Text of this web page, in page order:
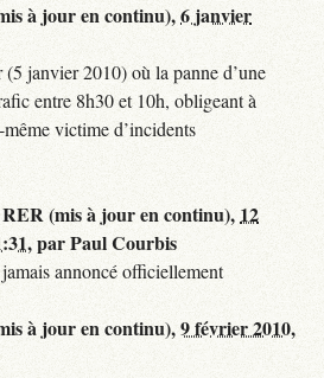
à jour en continu),6 janvier
janvier 2010) où la panne d’une
entre 8h30 et 10h, obligeant à
victime d’incidents
(mis à jour en continu), 12
,parPaul Courbis
annoncé officiellement
à jour en continu),9 février 2010,